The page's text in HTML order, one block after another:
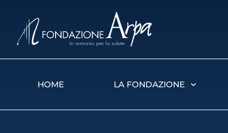
HOME LA FONDAZIONE